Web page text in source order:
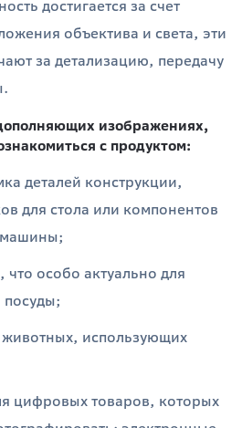
достигается за счет
объектива и света, эти
за детализацию, передачу
изображениях,
с продуктом:
деталей конструкции,
для стола или компонентов
машины;
что особо актуально для
использующих
цифровых товаров, которых